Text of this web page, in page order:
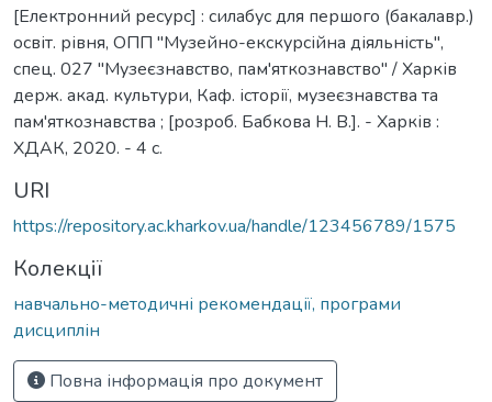
[Електронний ресурс] : силабус для першого (бакалавр.)
освіт. рівня, ОПП "Музейно-екскурсійна діяльність",
спец. 027 "Музеєзнавство, пам'яткознавство" / Харків
держ. акад. культури, Каф. історії, музеєзнавства та
пам'яткознавства ; [розроб. Бабкова Н. В.]. - Харків :
ХДАК, 2020. - 4 с.
URI
https://repository.ac.kharkov.ua/handle/123456789/1575
Колекції
навчально-методичні рекомендації, програми
дисциплін
Повна інформація про документ